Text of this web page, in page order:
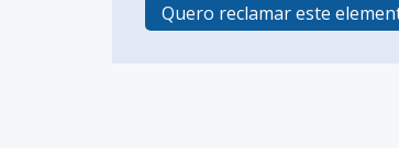
Quero reclamar este